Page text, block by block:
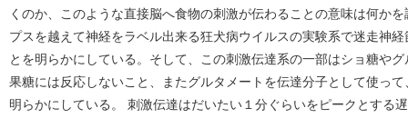
くのか、このような直接脳へ食物の刺激が伝わることの意味は何か
プスを越えて神経をラベル出来る狂犬病ウイルスの実験系で迷走神
とを明らかにしている。そして、この刺激伝達系の一部はショ糖や
果糖には反応しないこと、またグルタメートを伝達分子として使っ
明らかにしている。 刺激伝達はだいたい１分ぐらいをピークとする